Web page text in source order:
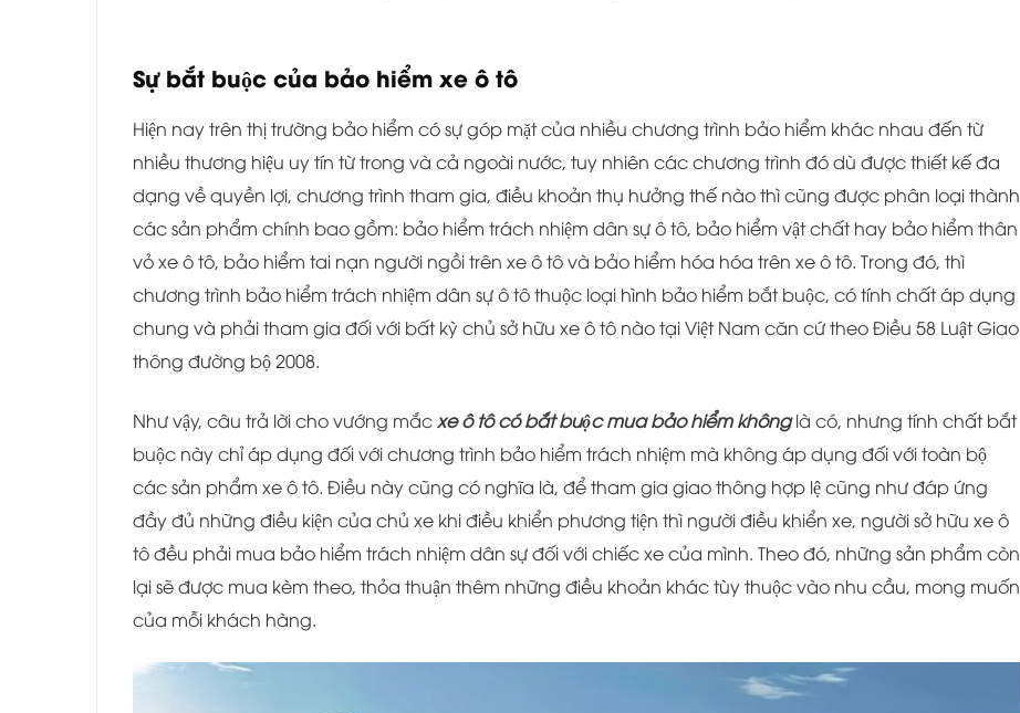
Sự bắt buộc của bảo hiểm xe ô tô
Hiện nay trên thị trường bảo hiểm có sự góp mặt của nhiều chương trình bảo hiểm khác nhau đến từ
nhiều thương hiệu uy tín từ trong và cả ngoài nước, tuy nhiên các chương trình đó dù được thiết kế đa
dạng về quyền lợi, chương trình tham gia, điều khoản thụ hưởng thế nào thì cũng được phân loại thành
các sản phẩm chính bao gồm: bảo hiểm trách nhiệm dân sự ô tô, bảo hiểm vật chất hay bảo hiểm thân
vỏ xe ô tô, bảo hiểm tai nạn người ngồi trên xe ô tô và bảo hiểm hóa hóa trên xe ô tô. Trong đó, thì
chương trình bảo hiểm trách nhiệm dân sự ô tô thuộc loại hình bảo hiểm bắt buộc, có tính chất áp dụng
chung và phải tham gia đối với bất kỳ chủ sở hữu xe ô tô nào tại Việt Nam căn cứ theo Điều 58 Luật Giao
thông đường bộ 2008.
Như vậy, câu trả lời cho vướng mắc xe ô tô có bắt buộc mua bảo hiểm khônglà có, nhưng tính chất bắt
buộc này chỉ áp dụng đối với chương trình bảo hiểm trách nhiệm mà không áp dụng đối với toàn bộ
các sản phẩm xe ô tô. Điều này cũng có nghĩa là, để tham gia giao thông hợp lệ cũng như đáp ứng
đầy đủ những điều kiện của chủ xe khi điều khiển phương tiện thì người điều khiển xe, người sở hữu xe ô
tô đều phải mua bảo hiểm trách nhiệm dân sự đối với chiếc xe của mình. Theo đó, những sản phẩm còn
lại sẽ được mua kèm theo, thỏa thuận thêm những điều khoản khác tùy thuộc vào nhu cầu, mong muốn
của mỗi khách hàng.